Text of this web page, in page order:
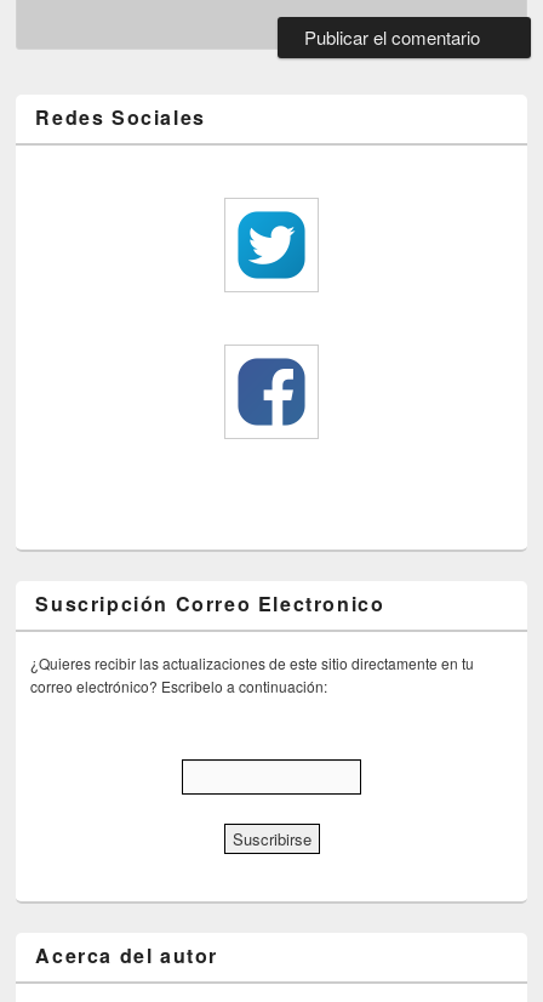
Redes Sociales
Suscripción Correo Electronico
¿Quieres recibir las actualizaciones de este sitio directamente en tu
correo electrónico? Escribelo a continuación:
Acerca del autor